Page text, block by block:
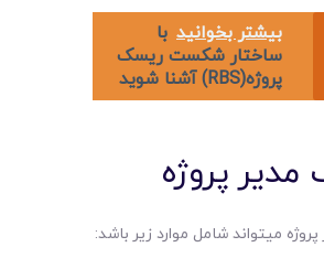
بیشتر بخوانید با
ساختار شکست ریسک
پروژه(RBS) آشنا شوید
پروژه
میتواند شامل موارد زیر باشد: